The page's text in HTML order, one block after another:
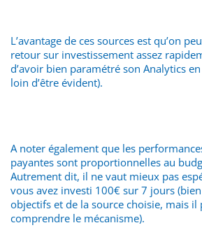
L’avantage de ces sources est qu’on
retour sur investissement assez
d’avoir bien paramétré son Analytics
loin d’être évident).
A noter également que les
payantes sont proportionnelles au
Autrement dit, il ne vaut mieux pas
vous avez investi 100€ sur 7 jours
objectifs et de la source choisie, mais il
comprendre le mécanisme).